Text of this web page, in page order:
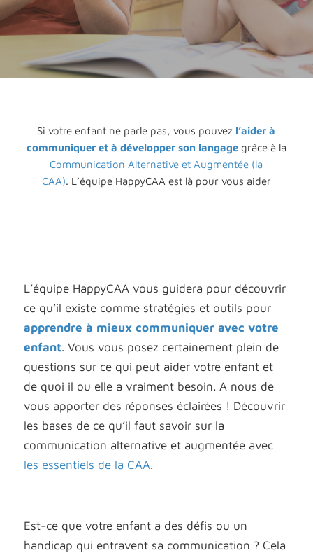
Si votre enfant ne parle pas, vous pouvez l’aider à
communiquer et à développer son langagegrâce à la
Communication Alternative et Augmentée (la
CAA). L’équipe HappyCAA est là pour vous aider
L’équipe HappyCAA vous guidera pour découvrir
ce qu’il existe comme stratégies et outils pour
apprendre à mieux communiquer avec votre
enfant. Vous vous posez certainement plein de
questions sur ce qui peut aider votre enfant et
de quoi il ou elle a vraiment besoin. A nous de
vous apporter des réponses éclairées ! Découvrir
les bases de ce qu’il faut savoir sur la
communication alternative et augmentée avec
les essentiels de la CAA.
Est-ce que votre enfant a des défis ou un
handicap qui entravent sa communication ? Cela